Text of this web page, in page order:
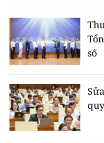
VỀ BÁO NHÂN DÂN
THỜI NAY
NHÂN DÂN CUỐI
NHÂN DÂN HẰNG
số